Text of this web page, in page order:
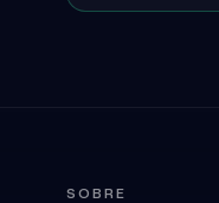
SOBRE